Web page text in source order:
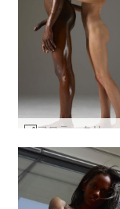
フロラ クリーミング マイク パート１ #30